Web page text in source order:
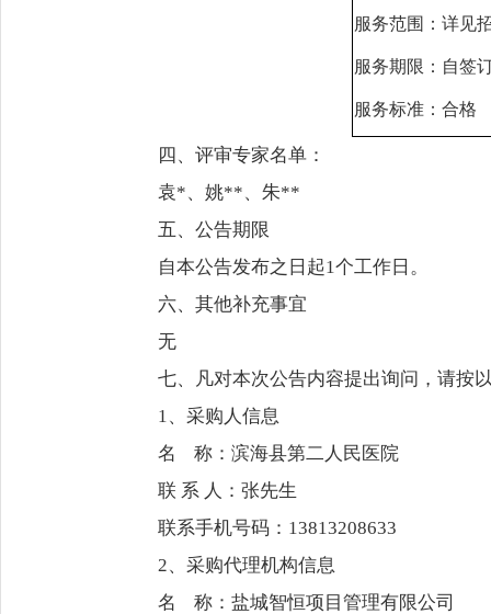
服务范围：详见
服务期限：自签
服务标准：合格
四、评审专家名单：
袁*、姚**、朱**
五、公告期限
自本公告发布之日起1个工作日。
六、其他补充事宜
无
七、凡对本次公告内容提出询问，请按
1、采购人信息
名 称：滨海县第二人民医院
联 系 人：张先生
联系手机号码：13813208633
2、采购代理机构信息
名 称：盐城智恒项目管理有限公司